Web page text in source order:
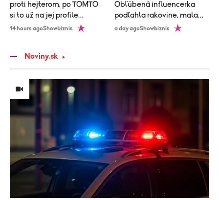
proti hejterom, po TOMTO
si to už na jej profile
rozmyslia!
14 hours agoShowbiznis
Obľúbená influencerka
podľahla rakovine, mala
len 26 rokov
a day agoShowbiznis
Noviny.sk